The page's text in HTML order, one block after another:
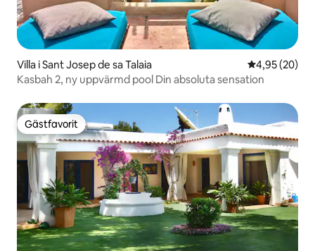
Villa i Sant Josep de sa Talaia 4,95 av 5 i
4,95 (20)
Kasbah 2, ny uppvärmd pool Din absoluta sensation
Gästfavorit
Gästfavorit